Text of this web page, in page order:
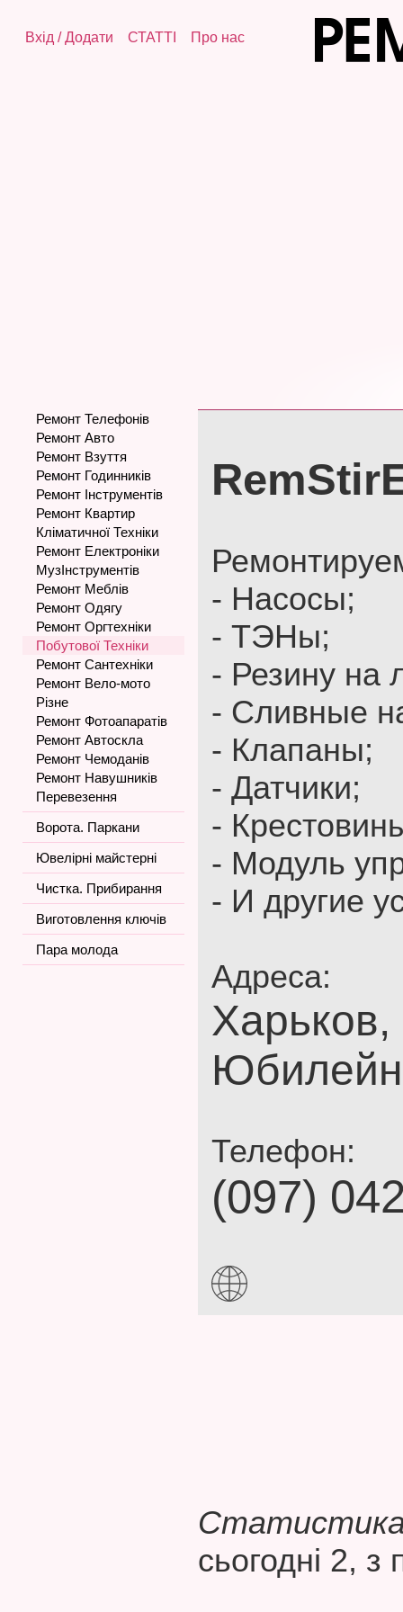
Вхід /Додати СТАТТІ Про нас
Ремонт Телефонів
Ремонт Авто
Ремонт Взуття
Ремонт Годинників
Ремонт Інструментів
Ремонт Квартир
Кліматичної Техніки
Ремонт Електроніки
МузІнструментів
Ремонт Меблів
Ремонт Одягу
Ремонт Оргтехніки
Побутової Техніки
Ремонт Сантехніки
Ремонт Вело-мото
Різне
Ремонт Фотоапаратів
Ремонт Автоскла
Ремонт Чемоданів
Ремонт Навушників
Перевезення
Ворота. Паркани
Ювелірні майстерні
Чистка. Прибирання
Виготовлення ключів
Пара молода
- Насосы;
- ТЭНы;
- Резину на
- Сливные
- Клапаны;
- Датчики;
-
- Модуль
- И другие
Адреса:
Харьков,
Телефон:
(097)
Статистика
сьогодні 2, з